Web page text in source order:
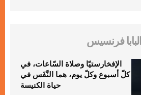
البابا فرنسيس
الإفخارستيّا وصلاة السّاعات، في
كلّ أسبوع وكلّ يوم، هما النَّفَس في
حياة الكنيسة